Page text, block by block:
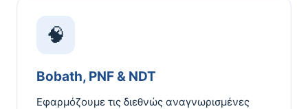
🧠
Bobath, PNF & NDT
Εφαρμόζουμε τις διεθνώς αναγνωρισμένες